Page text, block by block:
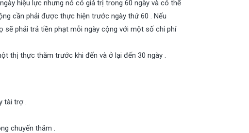
hiệu lực nhưng nó có giá trị trong 60 ngày và có thể
cần phải được thực hiện trước ngày thứ 60 . Nếu
sẽ phải trả tiền phạt mỗi ngày cộng với một số chi phí
thị thực thăm trước khi đến và ở lại đến 30 ngày .
tài trợ .
chuyến thăm .